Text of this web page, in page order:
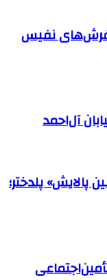
فرش‌های نفیس
آل‌احمد
پالایش» پلدختر؛